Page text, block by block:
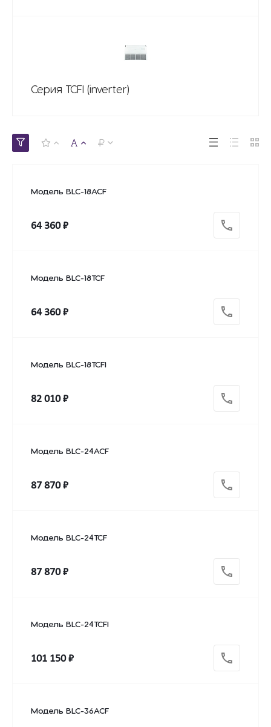
Серия TCFI (inverter)
Модель BLC-18ACF
64 360 ₽
Модель BLC-18TCF
64 360 ₽
Модель BLC-18TCFI
82 010 ₽
Модель BLC-24ACF
87 870 ₽
Модель BLC-24TCF
87 870 ₽
Модель BLC-24TCFI
101 150 ₽
Модель BLC-36ACF